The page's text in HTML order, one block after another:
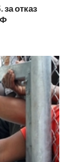
отказ